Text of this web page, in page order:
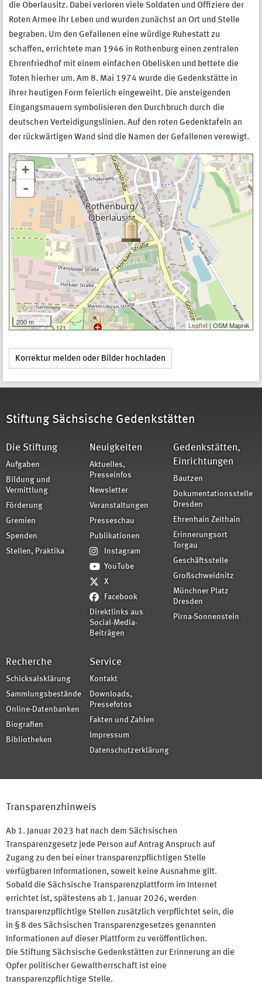
die Oberlausitz. Dabei verloren viele Soldaten und Ofﬁziere der
Roten Armee ihr Leben und wurden zunächst an Ort und Stelle
begraben. Um den Gefallenen eine würdige Ruhestatt zu
schaffen, errichtete man 1946 in Rothenburg einen zentralen
Ehrenfriedhof mit einem einfachen Obelisken und bettete die
Toten hierher um. Am 8. Mai 1974 wurde die Gedenkstätte in
ihrer heutigen Form feierlich eingeweiht. Die ansteigenden
Eingangsmauern symbolisieren den Durchbruch durch die
deutschen Verteidigungslinien. Auf den roten Gedenktafeln an
der rückwärtigen Wand sind die Namen der Gefallenen verewigt.
+
-
200 m Leaflet | OSM Mapnik
Korrektur melden oder Bilder hochladen
Stiftung Sächsische Gedenkstätten
Die Stiftung
Aufgaben
Bildung und
Vermittlung
Förderung
Gremien
Spenden
Stellen, Praktika
Neuigkeiten
Aktuelles,
Presseinfos
Newsletter
Veranstaltungen
Presseschau
Publikationen
Instagram
YouTube
X
Facebook
Direktlinks aus
Social-Media-
Beiträgen
Gedenkstätten,
Einrichtungen
Bautzen
Dokumentationsstelle
Dresden
Ehrenhain Zeithain
Erinnerungsort
Torgau
Geschäftsstelle
Großschweidnitz
Münchner Platz
Dresden
Pirna-Sonnenstein
Recherche
Schicksalsklärung
Sammlungsbestände
Online-Datenbanken
Biografien
Bibliotheken
Service
Kontakt
Downloads,
Pressefotos
Fakten und Zahlen
Impressum
Datenschutzerklärung
Transparenzhinweis
Ab 1. Januar 2023 hat nach dem Sächsischen
Transparenzgesetz jede Person auf Antrag Anspruch auf
Zugang zu den bei einer transparenzpflichtigen Stelle
verfügbaren Informationen, soweit keine Ausnahme gilt.
Sobald die Sächsische Transparenzplattform im Internet
errichtet ist, spätestens ab 1. Januar 2026, werden
transparenzpflichtige Stellen zusätzlich verpflichtet sein, die
in § 8 des Sächsischen Transparenzgesetzes genannten
Informationen auf dieser Plattform zu veröffentlichen.
Die Stiftung Sächsische Gedenkstätten zur Erinnerung an die
Opfer politischer Gewaltherrschaft ist eine
transparenzpflichtige Stelle.